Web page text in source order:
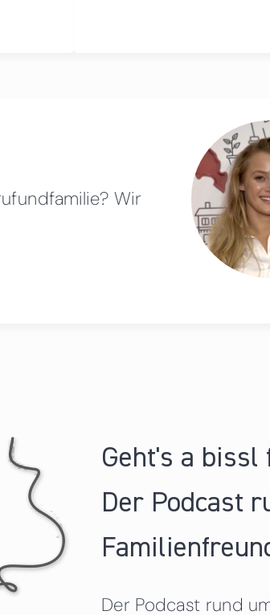
Wir
Geht's a
Der Podcast
Der Podcast rund